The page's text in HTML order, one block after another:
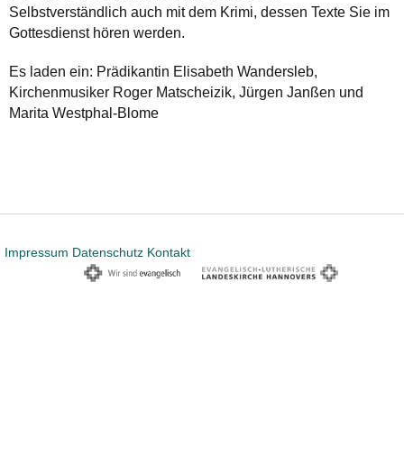
Selbstverständlich auch mit dem Krimi, dessen Texte Sie im
Gottesdienst hören werden.
Es laden ein: Prädikantin Elisabeth Wandersleb,
Kirchenmusiker Roger Matscheizik, Jürgen Janßen und
Marita Westphal-Blome
Impressum Datenschutz Kontakt